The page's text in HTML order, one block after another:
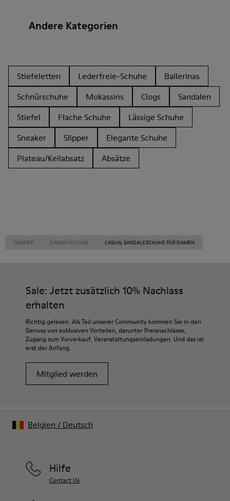
Andere Kategorien
Stiefeletten Lederfreie-Schuhe
Ballerinas
Schnürschuhe
Mokassins Clogs
Sandalen
Stiefel
Flache Schuhe
Lässige Schuhe
Sneaker
Slipper
Elegante Schuhe
Plateau/Keilabsatz
Absätze
CAMPER DAMEN SCHUHE CASUAL SANDALS SCHUHE FÜR DAMEN
Sale: Jetzt zusätzlich 10% Nachlass
erhalten
Richtig gelesen. Als Teil unserer Community kommen Sie in den
Genuss von exklusiven Vorteilen, darunter Preisnachlässe,
Zugang zum Vorverkauf, Veranstaltungseinladungen. Und das ist
erst der Anfang.
Mitglied werden
Hilfe
Contact Us
Belgien / Deutsch